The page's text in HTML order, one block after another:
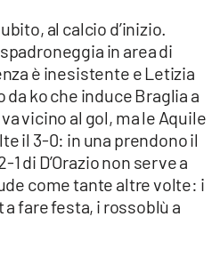
al calcio d’inizio.
in area di
è inesistente e Letizia
da ko che induce Braglia a
vicino al gol, ma le Aquile
il 3-0: in una prendono il
di D’Orazio non serve a
come tante altre volte: i
fare festa, i rossoblù a